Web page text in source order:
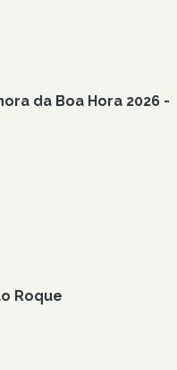
da Boa Hora 2026 -
Roque